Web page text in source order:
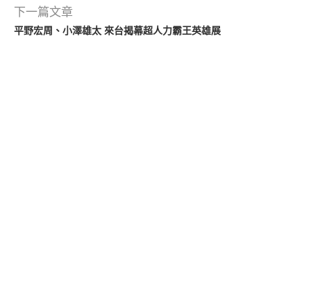
下一篇文章
平野宏周、小澤雄太 來台揭幕超人力霸王英雄展